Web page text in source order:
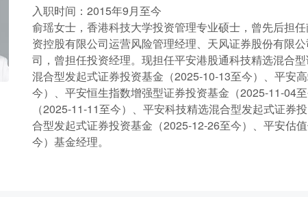
入职时间：2015年9月至今
俞瑶女士，香港科技大学投资管理专业硕士，曾先后担
资控股有限公司运营风险管理经理、天风证券股份有限
司，曾担任投资经理。现担任平安港股通科技精选混合
混合型发起式证券投资基金（2025-10-13至今）、平安
今）、平安恒生指数增强型证券投资基金（2025-11-04
（2025-11-11至今）、平安科技精选混合型发起式证
合型发起式证券投资基金（2025-12-26至今）、平安估
今）基金经理。